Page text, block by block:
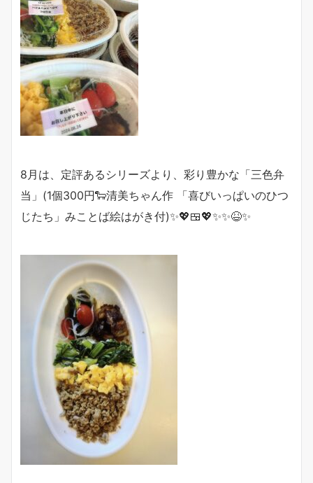
8月は、定評あるシリーズより、彩り豊かな「三色弁
当」(1個300円🐑清美ちゃん作 「喜びいっぱいのひつ
じたち」みことば絵はがき付)✨💖🍱💖✨✨😆✨